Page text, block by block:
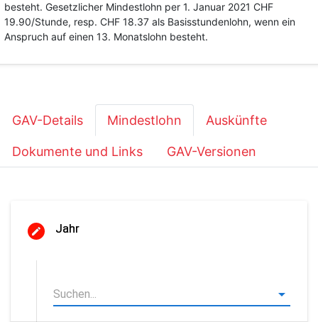
besteht. Gesetzlicher Mindestlohn per 1. Januar 2021 CHF
19.90/Stunde, resp. CHF 18.37 als Basisstundenlohn, wenn ein
Anspruch auf einen 13. Monatslohn besteht.
GAV-Details Mindestlohn Auskünfte
Dokumente und Links GAV-Versionen
Jahr